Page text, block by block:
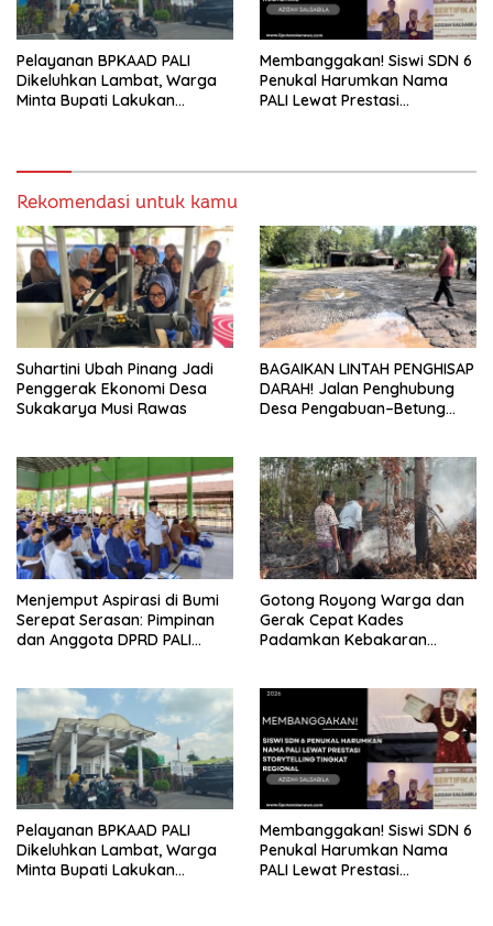
Pelayanan BPKAAD PALI
Dikeluhkan Lambat, Warga
Minta Bupati Lakukan
Membanggakan! Siswi SDN 6
Penukal Harumkan Nama
PALI Lewat Prestasi
Rekomendasi untuk kamu
Suhartini Ubah Pinang Jadi
Penggerak Ekonomi Desa
Sukakarya Musi Rawas
BAGAIKAN LINTAH PENGHISAP
DARAH! Jalan Penghubung
Desa Pengabuan–Betung
Kerok
Menjemput Aspirasi di Bumi
Serepat Serasan: Pimpinan
dan Anggota DPRD PALI
Melalui Reses Ke-2 Tahun
2026
Gotong Royong Warga dan
Gerak Cepat Kades
Padamkan Kebakaran
Pelayanan BPKAAD PALI
Dikeluhkan Lambat, Warga
Minta Bupati Lakukan
Membanggakan! Siswi SDN 6
Penukal Harumkan Nama
PALI Lewat Prestasi